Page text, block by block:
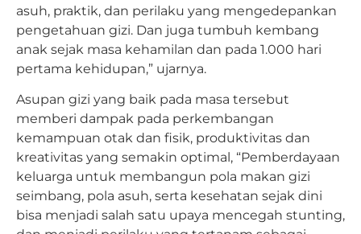
asuh, praktik, dan perilaku yang mengedepankan
pengetahuan gizi. Dan juga tumbuh kembang
anak sejak masa kehamilan dan pada 1.000 hari
pertama kehidupan,” ujarnya.
Asupan gizi yang baik pada masa tersebut
memberi dampak pada perkembangan
kemampuan otak dan fisik, produktivitas dan
kreativitas yang semakin optimal, “Pemberdayaan
keluarga untuk membangun pola makan gizi
seimbang, pola asuh, serta kesehatan sejak dini
bisa menjadi salah satu upaya mencegah stunting,